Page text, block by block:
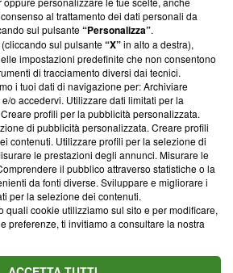
Via Carlo Frasca, 3 - 6900
+39 0690258937
al trattamento dei dati personali da
sul pulsante“Personalizza”.
sul pulsante“X”in alto a destra),
impostazioni predefinite che non consentono
di tracciamento diversi dai tecnici.
i tuoi dati di navigazione per: Archiviare
o accedervi. Utilizzare dati limitati per la
profili per la pubblicità personalizzata.
di pubblicità personalizzata. Creare profili
contenuti. Utilizzare profili per la selezione di
le prestazioni degli annunci. Misurare le
il pubblico attraverso statistiche o la
da fonti diverse. Sviluppare e migliorare i
per la selezione dei contenuti.
quali cookie utilizziamo sul sito e per modificare,
preferenze, ti invitiamo a consultare la nostra